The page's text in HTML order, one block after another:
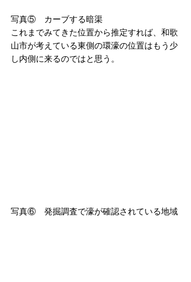
写真⑤　カーブする暗渠
これまでみてきた位置から推定すれば、和歌
山市が考えている東側の環濠の位置はもう少
し内側に来るのではと思う。
写真⑥　発掘調査で濠が確認されている地域